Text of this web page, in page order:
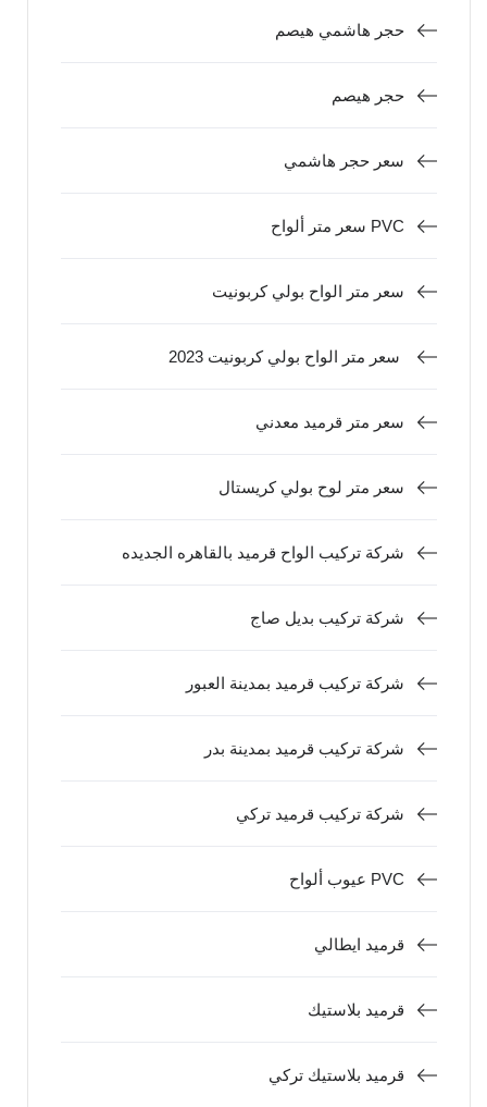
حجر هاشمي هيصم
حجر هيصم
سعر حجر هاشمي
سعر متر ألواح PVC
سعر متر الواح بولي كربونيت
سعر متر قرميد معدني
سعر متر لوح بولي كريستال
شركة تركيب الواح قرميد بالقاهره الجديده
شركة تركيب بديل صاج
شركة تركيب قرميد بمدينة العبور
شركة تركيب قرميد بمدينة بدر
شركة تركيب قرميد تركي
عيوب ألواح PVC
قرميد ايطالي
قرميد بلاستيك
قرميد بلاستيك تركي